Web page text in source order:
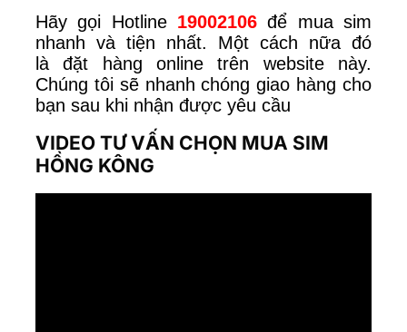
Hãy gọi Hotline 19002106 để mua sim
nhanh và tiện nhất. Một cách nữa đó
là đặt hàng online trên website này.
Chúng tôi sẽ nhanh chóng giao hàng cho
bạn sau khi nhận được yêu cầu
VIDEO TƯ VẤN CHỌN MUA SIM
HỒNG KÔNG